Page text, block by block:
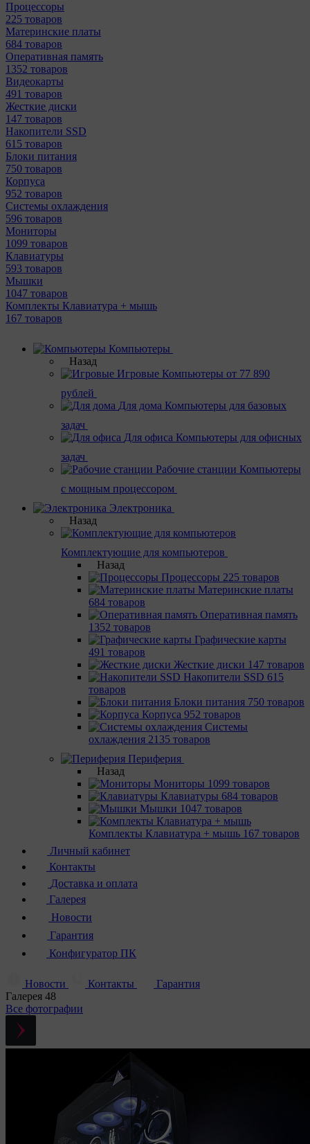
Процессоры
225 товаров
Материнcкие платы
684 товаров
Оперативная память
1352 товаров
Видеокарты
491 товаров
Жесткие диски
147 товаров
Накопители SSD
615 товаров
Блоки питания
750 товаров
Корпуса
952 товаров
Системы охлаждения
596 товаров
Мониторы
1099 товаров
Клавиатуры
593 товаров
Мышки
1047 товаров
Комплекты Клавиатура + мышь
167 товаров
Компьютеры
Назад
Игровые Компьютеры от 77 890
рублей
Для дома Компьютеры для базовых
задач
Для офиса Компьютеры для офисных
задач
Рабочие станции Компьютеры
с мощным процессором
Электроника
Назад
Комплектующие для компьютеров
Назад
Процессоры 225 товаров
Материнcкие платы
684 товаров
Оперативная память
1352 товаров
Графические карты
491 товаров
Жесткие диски 147 товаров
Накопители SSD 615
товаров
Блоки питания 750 товаров
Корпуса 952 товаров
Системы
охлаждения 2135 товаров
Периферия
Назад
Мониторы 1099 товаров
Клавиатуры 684 товаров
Мышки 1047 товаров
Комплекты Клавиатура + мышь 167 товаров
Личный кабинет
Контакты
Доставка и оплата
Галерея
Новости
Гарантия
Конфигуратор ПК
Новости Контакты
Гарантия
Галерея 48
Все фотографии